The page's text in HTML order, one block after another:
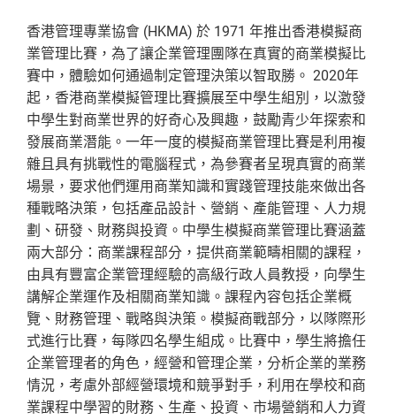
香港管理專業協會 (HKMA) 於 1971 年推出香港模擬商
業管理比賽，為了讓企業管理團隊在真實的商業模擬比
賽中，體驗如何通過制定管理決策以智取勝。 2020年
起，香港商業模擬管理比賽擴展至中學生組別，以激發
中學生對商業世界的好奇心及興趣，鼓勵青少年探索和
發展商業潛能。一年一度的模擬商業管理比賽是利用複
雜且具有挑戰性的電腦程式，為參賽者呈現真實的商業
場景，要求他們運用商業知識和實踐管理技能來做出各
種戰略決策，包括產品設計、營銷、產能管理、人力規
劃、研發、財務與投資。中學生模擬商業管理比賽涵蓋
兩大部分：商業課程部分，提供商業範疇相關的課程，
由具有豐富企業管理經驗的高級行政人員教授，向學生
講解企業運作及相關商業知識。課程內容包括企業概
覽、財務管理、戰略與決策。模擬商戰部分，以隊際形
式進行比賽，每隊四名學生組成。比賽中，學生將擔任
企業管理者的角色，經營和管理企業，分析企業的業務
情況，考慮外部經營環境和競爭對手，利用在學校和商
業課程中學習的財務、生產、投資、市場營銷和人力資